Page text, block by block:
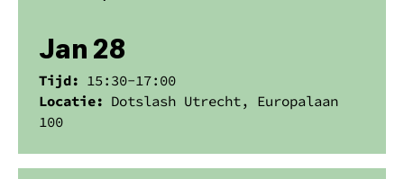
Jan 28
Tijd: 15:30-17:00
Locatie: Dotslash Utrecht, Europalaan
100